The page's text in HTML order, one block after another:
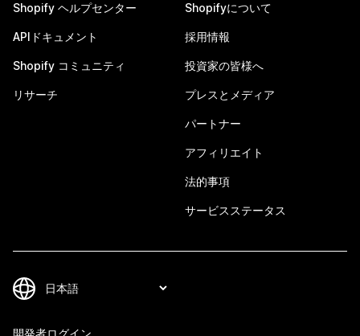
Shopify ヘルプセンター
APIドキュメント
Shopify コミュニティ
リサーチ
Shopifyについて
採用情報
投資家の皆様へ
プレスとメディア
パートナー
アフィリエイト
法的事項
サービスステータス
開発者ログイン